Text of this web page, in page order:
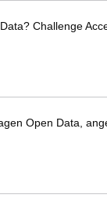
Challenge
Open Data,